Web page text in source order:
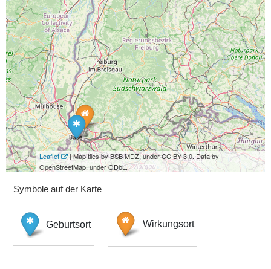
Leaflet
| Map tiles by BSB MDZ, under CC BY 3.0. Data by
OpenStreetMap, under ODbL.
Symbole auf der Karte
Geburtsort Wirkungsort